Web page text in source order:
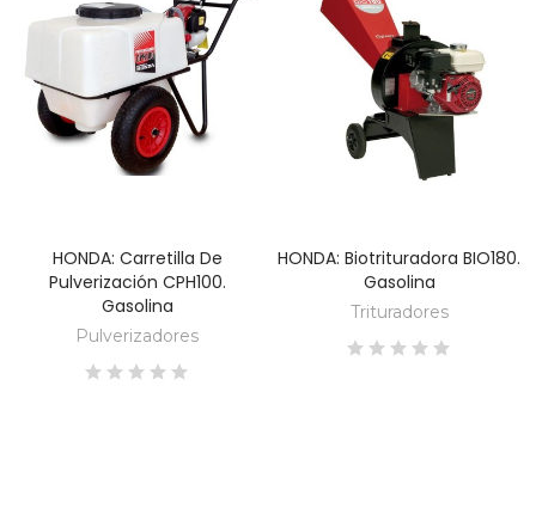
DESCUBRE
HONDA: Carretilla De
Pulverización CPH100.
Gasolina
Pulverizadores
DESCUBRE
HONDA: Biotrituradora BIO180.
Gasolina
Trituradores